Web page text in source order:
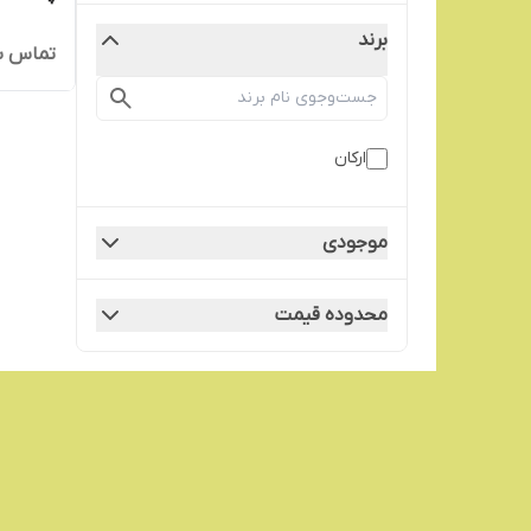
برند
ارکان
موجودی
محدوده قیمت
تماس